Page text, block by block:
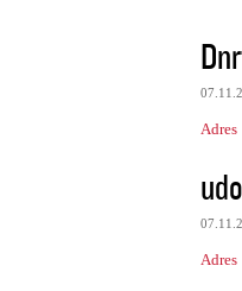
Adres
Adres